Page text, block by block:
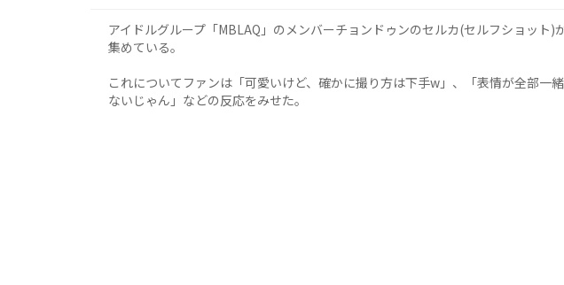
アイドルグループ「MBLAQ」のメンバーチョンドゥンのセルカ(セルフショット)
集めている。
これについてファンは「可愛いけど、確かに撮り方は下手w」、「表情が全部一
ないじゃん」などの反応をみせた。